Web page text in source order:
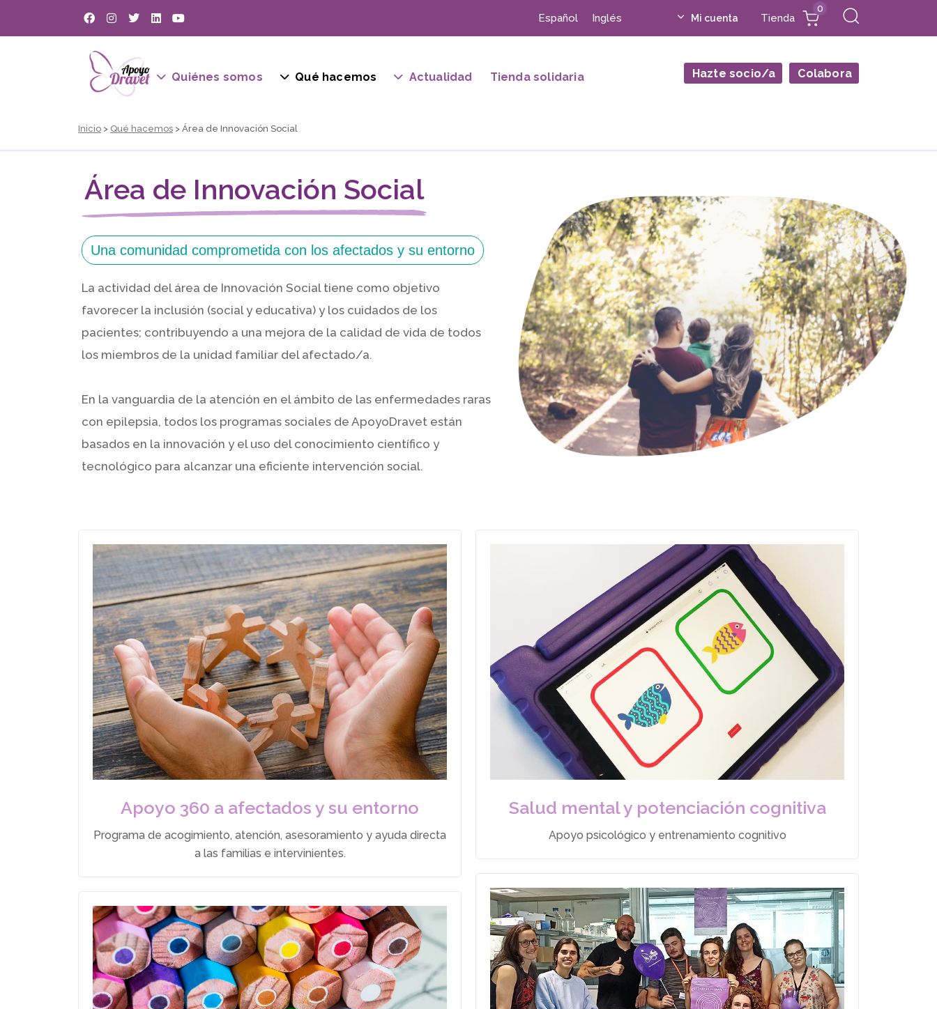
Español Inglés Mi cuenta Tienda
0
Quiénes somos Qué hacemos Actualidad Tienda solidaria Hazte socio/a Colabora
Inicio > Qué hacemos > Área de Innovación Social
Área de Innovación Social
Una comunidad comprometida con los afectados y su entorno
La actividad del área de Innovación Social tiene como objetivo
favorecer la inclusión (social y educativa) y los cuidados de los
pacientes; contribuyendo a una mejora de la calidad de vida de todos
los miembros de la unidad familiar del afectado/a.
En la vanguardia de la atención en el ámbito de las enfermedades raras
con epilepsia, todos los programas sociales de ApoyoDravet están
basados en la innovación y el uso del conocimiento científico y
tecnológico para alcanzar una eficiente intervención social.
Apoyo 360 a afectados y su entorno
Programa de acogimiento, atención, asesoramiento y ayuda directa
a las familias e intervinientes.
Salud mental y potenciación cognitiva
Apoyo psicológico y entrenamiento cognitivo